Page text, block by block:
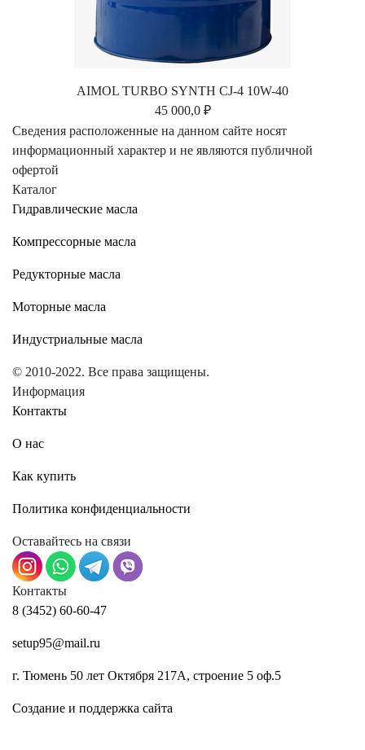
AIMOL TURBO SYNTH CJ-4 10W-40
45 000,0 ₽
Сведения расположенные на данном сайте носят
информационный характер и не являются публичной
офертой
Каталог
Гидравлические масла
Компрессорные масла
Редукторные масла
Моторные масла
Индустриальные масла
© 2010-2022. Все права защищены.
Информация
Контакты
О нас
Как купить
Политика конфиденциальности
Оставайтесь на связи
Контакты
8 (3452) 60-60-47
setup95@mail.ru
г. Тюмень 50 лет Октября 217А, строение 5 оф.5
Создание и поддержка сайта